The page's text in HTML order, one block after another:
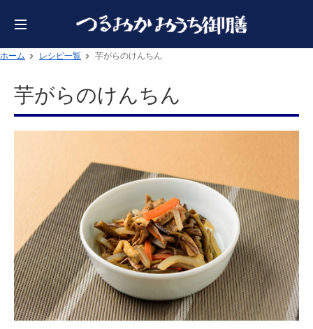
ホーム レシピ一覧 芋がらのけんちん
芋がらのけんちん